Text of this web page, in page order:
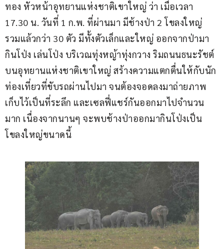
ทอง หัวหน้าอุทยานแห่งชาติเขาใหญ่ ว่า เมื่อเวลา
17.30 น. วันที่ 1 ก.พ. ที่ผ่านมา มีช้างป่า 2 โขลงใหญ่
รวมแล้วกว่า 30 ตัว มีทั้งตัวเล็กและใหญ่ ออกจากป่ามา
กินโป่ง เล่นโป่ง บริเวณทุ่งหญ้าทุ่งกวาง ริมถนนธนะรัชต์
บนอุทยานแห่งชาติเขาใหญ่ สร้างความแตกตื่นให้กับนัก
ท่องเที่ยวที่ขับรถผ่านไปมา จนต้องจอดลงมาถ่ายภาพ
เก็บไว้เป็นที่ระลึก และเซลฟี่แชร์กันออกมาไปจำนวน
มาก เนื่องจากนานๆ จะพบช้างป่าออกมากินโป่งเป็น
โขลงใหญ่ขนาดนี้